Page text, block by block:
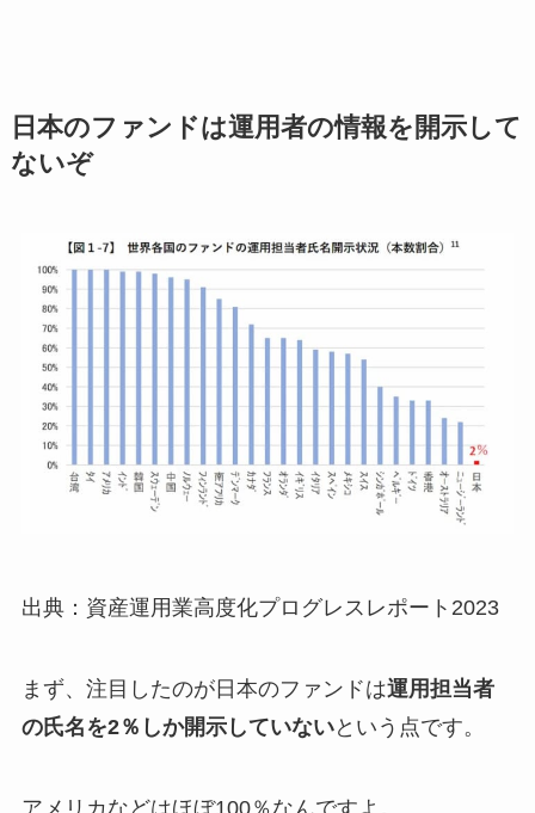
日本のファンドは運用者の情報を開示して
ないぞ
出典：資産運用業高度化プログレスレポート2023
まず、注目したのが日本のファンドは運用担当者
の氏名を2％しか開示していないという点です。
アメリカなどはほぼ100％なんですよ。